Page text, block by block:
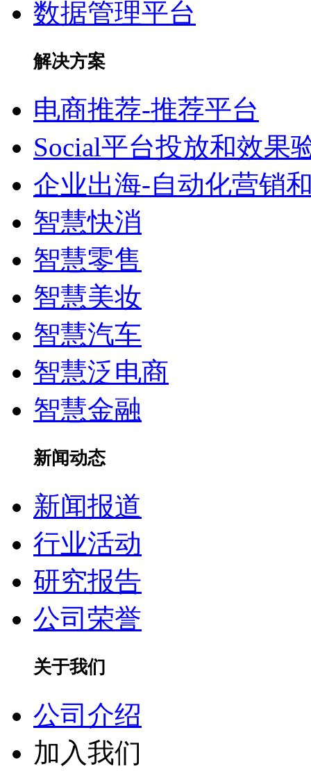
数据管理平台
解决方案
电商推荐-推荐平台
Social平台投放和效果
企业出海-自动化营销
智慧快消
智慧零售
智慧美妆
智慧汽车
智慧泛电商
智慧金融
新闻动态
新闻报道
行业活动
研究报告
公司荣誉
关于我们
公司介绍
加入我们